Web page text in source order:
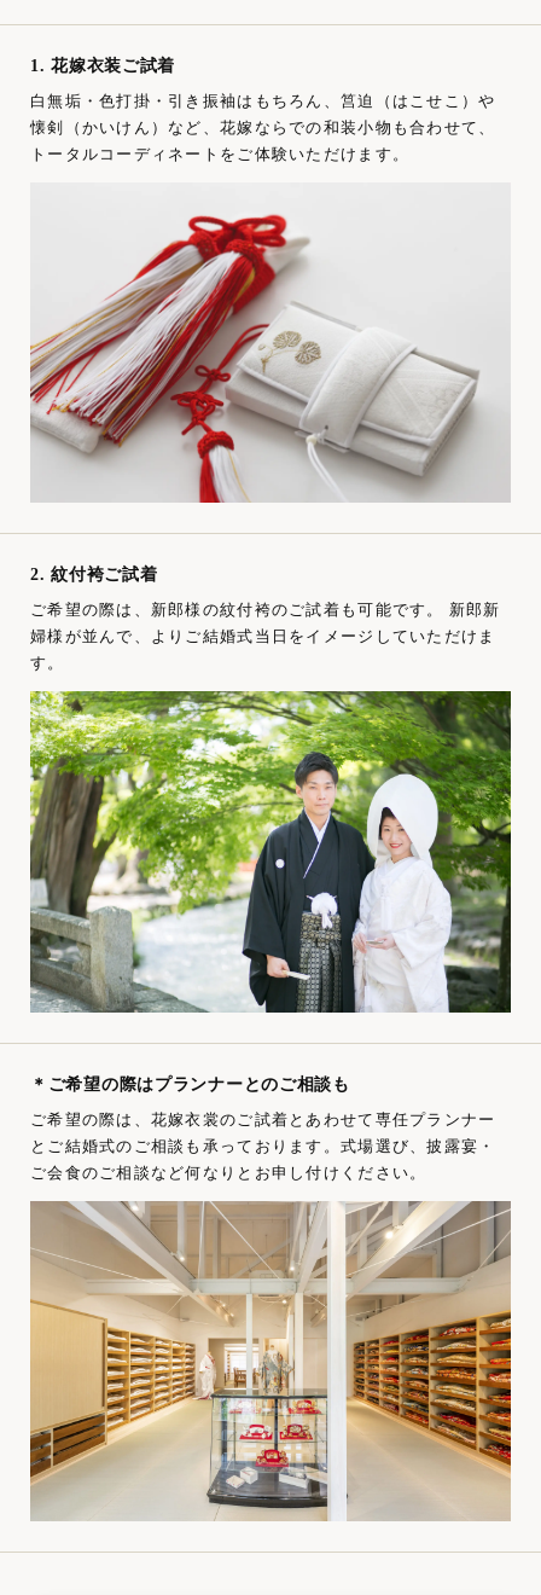
1. 花嫁衣装ご試着
白無垢・色打掛・引き振袖はもちろん、筥迫（はこせこ）や
懐剣（かいけん）など、花嫁ならでの和装小物も合わせて、
トータルコーディネートをご体験いただけます。
2. 紋付袴ご試着
ご希望の際は、新郎様の紋付袴のご試着も可能です。 新郎新
婦様が並んで、よりご結婚式当日をイメージしていただけま
す。
＊ご希望の際はプランナーとのご相談も
ご希望の際は、花嫁衣裳のご試着とあわせて専任プランナー
とご結婚式のご相談も承っております。式場選び、披露宴・
ご会食のご相談など何なりとお申し付けください。